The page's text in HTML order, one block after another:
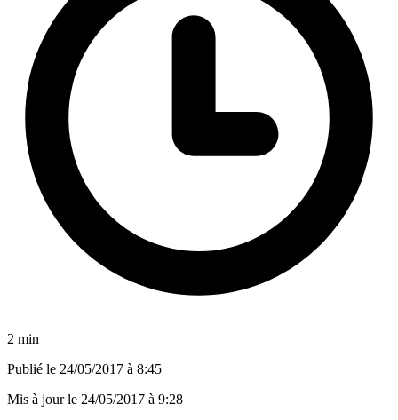
2 min
Publié le 24/05/2017 à 8:45
Mis à jour le 24/05/2017 à 9:28